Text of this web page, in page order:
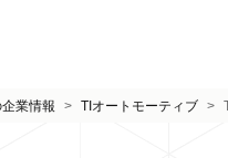
業情報 > TIオートモーティブ >